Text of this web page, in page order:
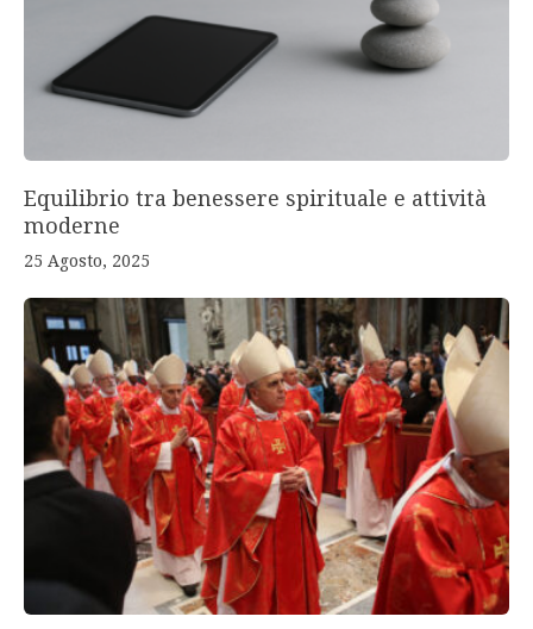
Equilibrio tra benessere spirituale e attività
moderne
25 Agosto, 2025